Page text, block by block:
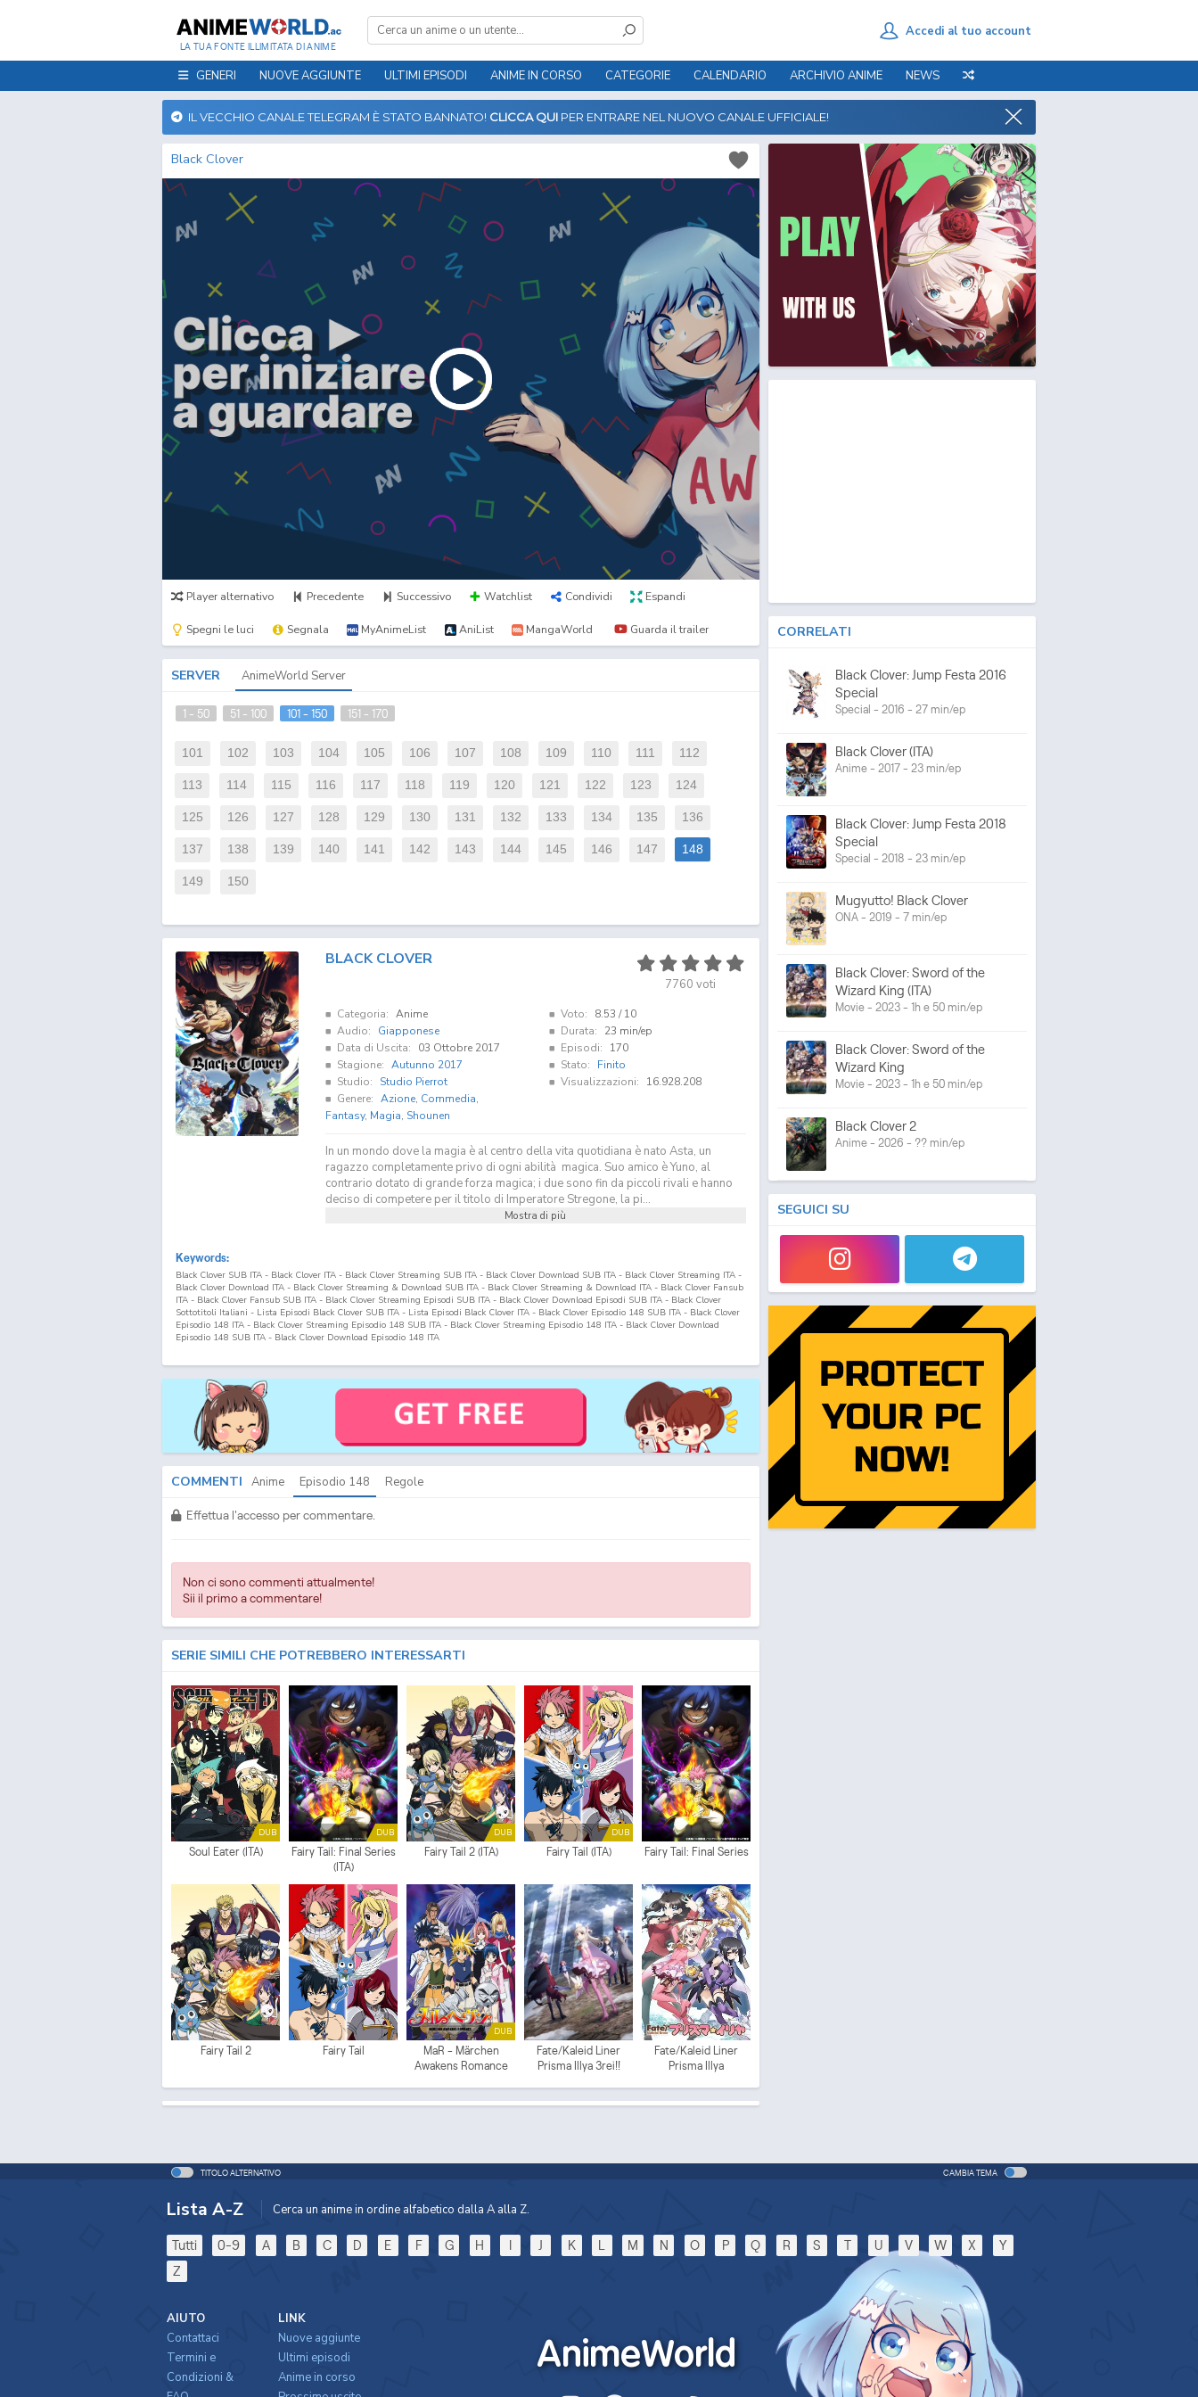
LA TUA FONTE ILLIMITATA DI ANIME
Accedi al tuo account
GENERI NUOVE AGGIUNTE ULTIMI EPISODI ANIME IN CORSO CATEGORIE CALENDARIO ARCHIVIO ANIME NEWS
IL VECCHIO CANALE TELEGRAM È STATO BANNATO! CLICCA QUI PER ENTRARE NEL NUOVO CANALE UFFICIALE!
Black Clover
Player alternativo Precedente Successivo Watchlist Condividi Espandi
Spegni le luci Segnala MyAnimeList AniList MangaWorld Guarda il trailer
SERVER AnimeWorld Server
1 - 50 51 - 100 101 - 150 151 - 170
101 102 103 104 105 106 107 108 109 110 111 112
113 114 115 116 117 118 119 120 121 122 123 124
125 126 127 128 129 130 131 132 133 134 135 136
137 138 139 140 141 142 143 144 145 146 147 148
149 150
BLACK CLOVER
7760 voti
Categoria: Anime
Audio:
Giapponese
Data di Uscita:
03 Ottobre 2017
Stagione: Autunno 2017
Studio:
Studio Pierrot
Genere: Azione, Commedia,
Fantasy, Magia, Shounen
Voto: 8.53 / 10
Durata:
23 min/ep
Episodi:
170
Stato:
Finito
Visualizzazioni:
16.928.208
In un mondo dove la magia è al centro della vita quotidiana è nato Asta, un
ragazzo completamente privo di ogni abilità magica. Suo amico è Yuno, al
contrario dotato di grande forza magica; i due sono fin da piccoli rivali e hanno
deciso di competere per il titolo di Imperatore Stregone, la pi...
Mostra di più
Keywords:
Black Clover SUB ITA - Black Clover ITA - Black Clover Streaming SUB ITA - Black Clover Download SUB ITA - Black Clover Streaming ITA -
Black Clover Download ITA - Black Clover Streaming & Download SUB ITA - Black Clover Streaming & Download ITA - Black Clover Fansub
ITA - Black Clover Fansub SUB ITA - Black Clover Streaming Episodi SUB ITA - Black Clover Download Episodi SUB ITA - Black Clover
Sottotitoli Italiani - Lista Episodi Black Clover SUB ITA - Lista Episodi Black Clover ITA - Black Clover Episodio 148 SUB ITA - Black Clover
Episodio 148 ITA - Black Clover Streaming Episodio 148 SUB ITA - Black Clover Streaming Episodio 148 ITA - Black Clover Download
Episodio 148 SUB ITA - Black Clover Download Episodio 148 ITA
COMMENTI Anime Episodio 148 Regole
Effettua l'accesso per commentare.
Non ci sono commenti attualmente!
Sii il primo a commentare!
SERIE SIMILI CHE POTREBBERO INTERESSARTI
DUB
Soul Eater (ITA)
DUB
Fairy Tail: Final Series
(ITA)
DUB
Fairy Tail 2 (ITA)
DUB
Fairy Tail (ITA) Fairy Tail: Final Series
Fairy Tail 2 Fairy Tail
DUB
MaR - Märchen
Awakens Romance
Fate/Kaleid Liner
Prisma Illya 3rei!!
Fate/Kaleid Liner
Prisma Illya
CORRELATI
Black Clover: Jump Festa 2016
Special
Special - 2016 - 27 min/ep
Black Clover (ITA)
Anime - 2017 - 23 min/ep
Black Clover: Jump Festa 2018
Special
Special - 2018 - 23 min/ep
Mugyutto! Black Clover
ONA - 2019 - 7 min/ep
Black Clover: Sword of the
Wizard King (ITA)
Movie - 2023 - 1h e 50 min/ep
Black Clover: Sword of the
Wizard King
Movie - 2023 - 1h e 50 min/ep
Black Clover 2
Anime - 2026 - ?? min/ep
SEGUICI SU
TITOLO ALTERNATIVO CAMBIA TEMA
Lista A-Z Cerca un anime in ordine alfabetico dalla A alla Z.
Tutti 0-9 A B C D E F G H I J K L M N O P Q R S T U V W X
Y
Z
AnimeWorld
AIUTO
Contattaci
Termini e
Condizioni &
LINK
Nuove aggiunte
Ultimi episodi
Anime in corso